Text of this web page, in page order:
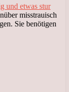
und etwas stur
misstrauisch
Sie benötigen